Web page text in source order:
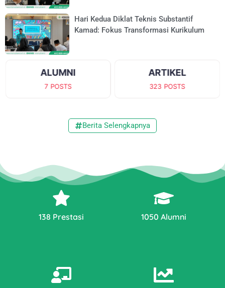
Hari Kedua Diklat Teknis Substantif
Kamad: Fokus Transformasi Kurikulum
ALUMNI
7 POSTS
ARTIKEL
323 POSTS
Berita Selengkapnya
138 Prestasi 1050 Alumni